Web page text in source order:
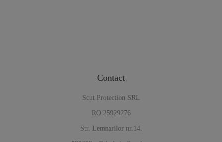
Contact
Scut Protection SRL
RO 25929276
Str. Lemnarilor nr.14.